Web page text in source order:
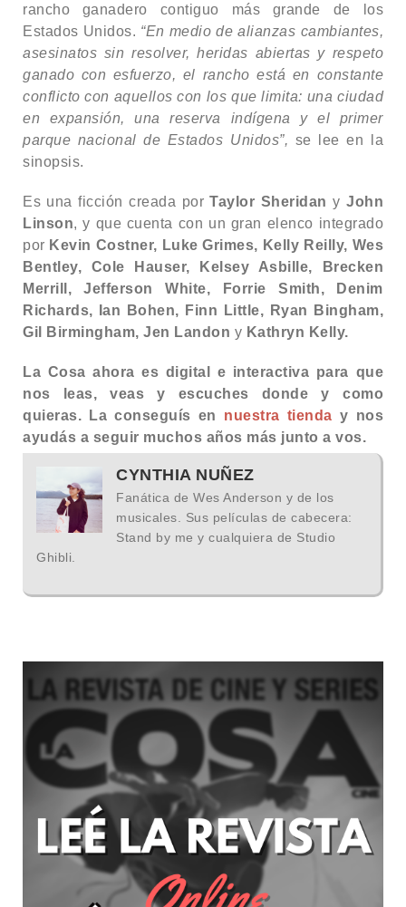
rancho ganadero contiguo más grande de los
Estados Unidos. “En medio de alianzas cambiantes,
asesinatos sin resolver, heridas abiertas y respeto
ganado con esfuerzo, el rancho está en constante
conflicto con aquellos con los que limita: una ciudad
en expansión, una reserva indígena y el primer
parque nacional de Estados Unidos”, se lee en la
sinopsis.
Es una ficción creada porTaylor Sheridan y John
Linson, y que cuenta con un gran elenco integrado
por Kevin Costner, Luke Grimes, Kelly Reilly, Wes
Bentley, Cole Hauser, Kelsey Asbille, Brecken
Merrill, Jefferson White, Forrie Smith, Denim
Richards, Ian Bohen, Finn Little, Ryan Bingham,
Gil Birmingham, Jen Landon y Kathryn Kelly.
La Cosa ahora es digital e interactiva para que
nos leas, veas y escuches donde y como
quieras. La conseguís en nuestra tienda y nos
ayudás a seguir muchos años más junto a vos.
CYNTHIA NUÑEZ
Fanática de Wes Anderson y de los
musicales. Sus películas de cabecera:
Stand by me y cualquiera de Studio
Ghibli.